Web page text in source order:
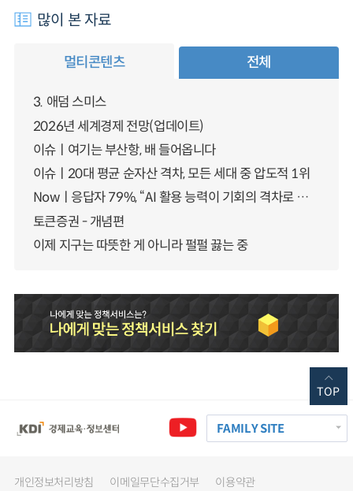
많이 본 자료
멀티콘텐츠 전체
3. 애덤 스미스
2026년 세계경제 전망(업데이트)
이슈ㅣ여기는 부산항, 배 들어옵니다
이슈ㅣ20대 평균 순자산 격차, 모든 세대 중 압도적 1위
Nowㅣ응답자 79%, “AI 활용 능력이 기회의 격차로 이어질 것”
토큰증권 - 개념편
이제 지구는 따뜻한 게 아니라 펄펄 끓는 중
FAMILY SITE
개인정보처리방침 이메일무단수집거부 이용약관
TOP